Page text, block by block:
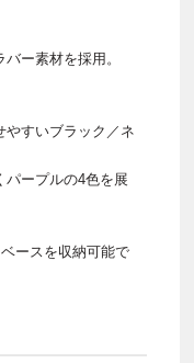
ー素材を採用。
やすいブラック／ネ
パープルの4色を展
ースを収納可能で